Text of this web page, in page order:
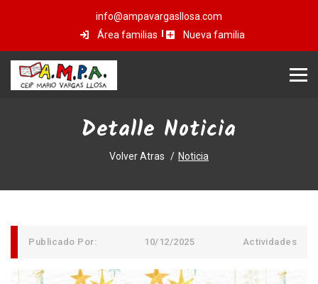
info@ampavargasllosa.com
Área familias
Nueva familia
Detalle Noticia
Volver Atras Noticia
Publicado Por: 10/12/2025 Actividades